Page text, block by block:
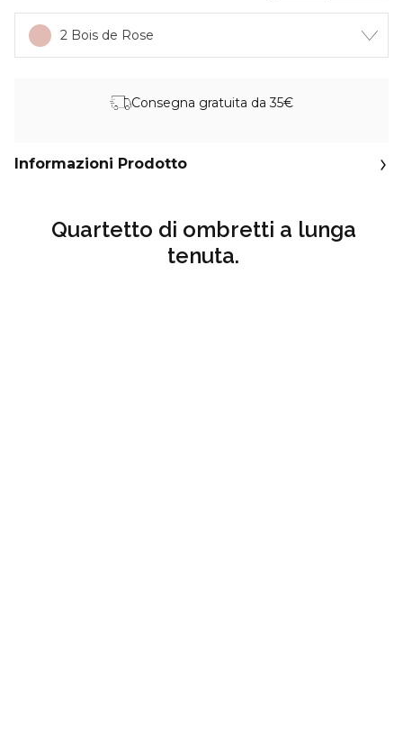
2 Bois de Rose
Consegna gratuita da 35€
Informazioni Prodotto
Quartetto di ombretti a lunga
tenuta.